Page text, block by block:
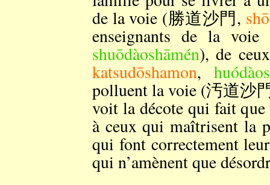
de la voie (勝道沙門,
enseignants de la
shuōdàoshāmén), de
katsudōshamon,
polluent la voie (汚道沙
voit la décote qui fait que
à ceux qui maîtrisent la
qui font correctement
qui n’amènent que